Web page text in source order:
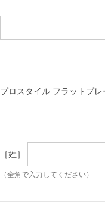
プロスタイル フラットプ
［姓］
（全角で入力してください）